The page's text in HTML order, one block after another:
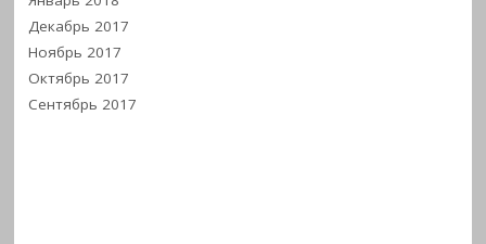
Декабрь 2017
Ноябрь 2017
Октябрь 2017
Сентябрь 2017